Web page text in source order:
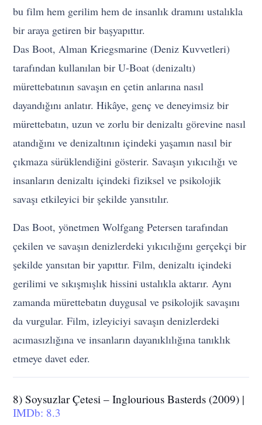
bu film hem gerilim hem de insanlık dramını ustalıkla
bir araya getiren bir başyapıttır.
Das Boot, Alman Kriegsmarine (Deniz Kuvvetleri)
tarafından kullanılan bir U-Boat (denizaltı)
mürettebatının savaşın en çetin anlarına nasıl
dayandığını anlatır. Hikâye, genç ve deneyimsiz bir
mürettebatın, uzun ve zorlu bir denizaltı görevine nasıl
atandığını ve denizaltının içindeki yaşamın nasıl bir
çıkmaza sürüklendiğini gösterir. Savaşın yıkıcılığı ve
insanların denizaltı içindeki fiziksel ve psikolojik
savaşı etkileyici bir şekilde yansıtılır.
Das Boot, yönetmen Wolfgang Petersen tarafından
çekilen ve savaşın denizlerdeki yıkıcılığını gerçekçi bir
şekilde yansıtan bir yapıttır. Film, denizaltı içindeki
gerilimi ve sıkışmışlık hissini ustalıkla aktarır. Aynı
zamanda mürettebatın duygusal ve psikolojik savaşını
da vurgular. Film, izleyiciyi savaşın denizlerdeki
acımasızlığına ve insanların dayanıklılığına tanıklık
etmeye davet eder.
8) Soysuzlar Çetesi – Inglourious Basterds (2009) |
IMDb: 8.3